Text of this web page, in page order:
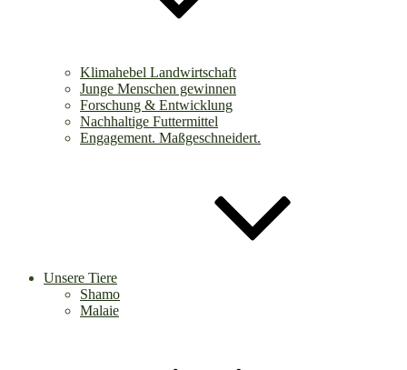
Klimahebel Landwirtschaft
Junge Menschen gewinnen
Forschung & Entwicklung
Nachhaltige Futtermittel
Engagement. Maßgeschneidert.
Unsere Tiere
Shamo
Malaie